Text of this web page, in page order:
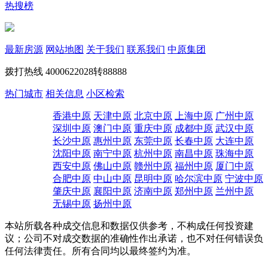
热搜榜
最新房源 网站地图 关于我们 联系我们 中原集团
拨打热线 4000622028转88888
热门城市 相关信息 小区检索
香港中原 天津中原 北京中原 上海中原 广州中原
深圳中原 澳门中原 重庆中原 成都中原 武汉中原
长沙中原 惠州中原 东莞中原 长春中原 大连中原
沈阳中原 南宁中原 杭州中原 南昌中原 珠海中原
西安中原 佛山中原 赣州中原 福州中原 厦门中原
合肥中原 中山中原 昆明中原 哈尔滨中原 宁波中原
肇庆中原 襄阳中原 济南中原 郑州中原 兰州中原
无锡中原 扬州中原
本站所载各种成交信息和数据仅供参考，不构成任何投资建
议；公司不对成交数据的准确性作出承诺，也不对任何错误负
任何法律责任。所有合同均以最终签约为准。